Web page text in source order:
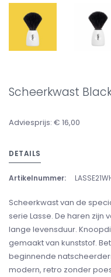
Scheerkwast
Adviesprijs: € 16,00
DETAILS
Artikelnummer:
Scheerkwast van de
serie Lasse. De haren zijn
lange levensduur.
gemaakt van kunststof.
beginnende
modern, retro zonder